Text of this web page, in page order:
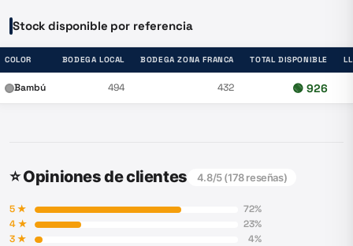
Stock disponible por referencia
COLOR BODEGA LOCAL BODEGA ZONA FRANCA TOTAL DISPONIBLE
Bambú 494 432 🟢 926
⭐ Opiniones de clientes 4.8/5 (178reseñas)
5★ 72%
4★ 23%
3★ 4%